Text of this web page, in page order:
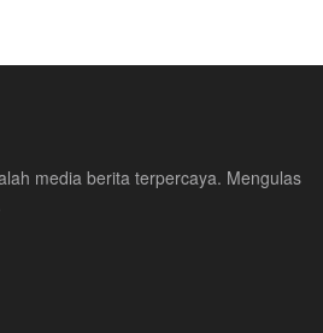
media berita terpercaya. Mengulas